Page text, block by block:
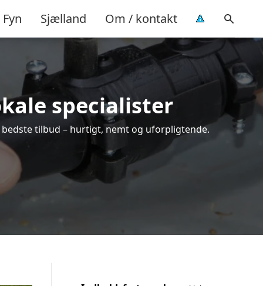
Fyn Sjælland Om / kontakt
specialister
tilbud – hurtigt, nemt og uforpligtende.